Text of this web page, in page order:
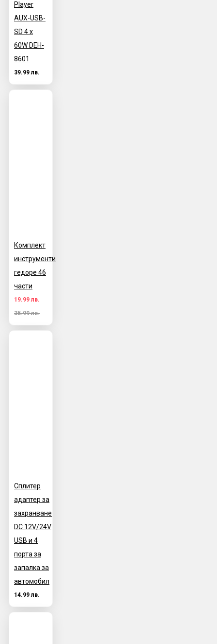
Player
AUX-USB-
SD 4 x
60W DEH-
8601
39.99 лв.
Комплект
инструменти
гедоре 46
части
19.99 лв.
35.99 лв.
Сплитер
адаптер за
захранване
DC 12V/24V
USB и 4
порта за
запалка за
автомобил
14.99 лв.